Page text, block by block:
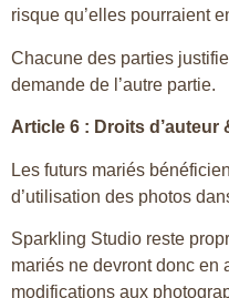
risque qu’elles pourraient
Chacune des parties
demande de l’autre partie.
Article 6 : Droits d’auteur
Les futurs mariés
d’utilisation des photos
Sparkling Studio reste
mariés ne devront donc en
modifications aux